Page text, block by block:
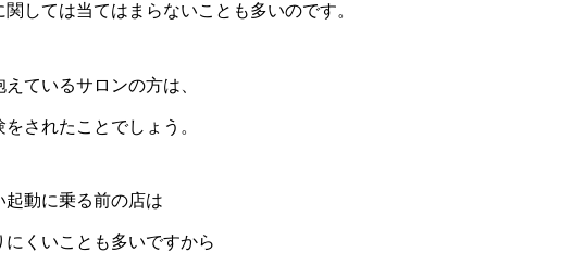
しては当てはまらないことも多いのです。
ているサロンの方は、
されたことでしょう。
動に乗る前の店は
くいことも多いですから